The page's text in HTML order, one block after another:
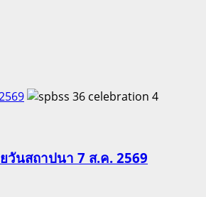
4
วันสถาปนา 7 ส.ค. 2569